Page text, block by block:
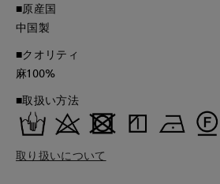
■原産国
中国製
■クオリティ
麻100%
■取扱い方法
取り扱いについて